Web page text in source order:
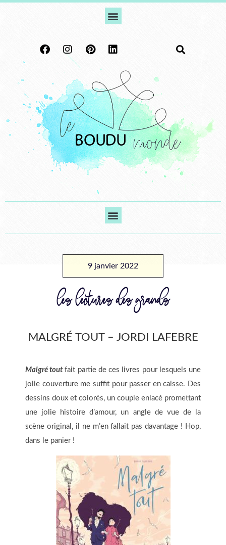
9 janvier 2022
les lectures des grands
MALGRÉ TOUT – JORDI LAFEBRE
Malgré tout fait partie de ces livres pour lesquels une
jolie couverture me suffit pour passer en caisse. Des
dessins doux et colorés, un couple enlacé promettant
une jolie histoire d’amour, un angle de vue de la
scène original, il ne m’en fallait pas davantage ! Hop,
dans le panier !